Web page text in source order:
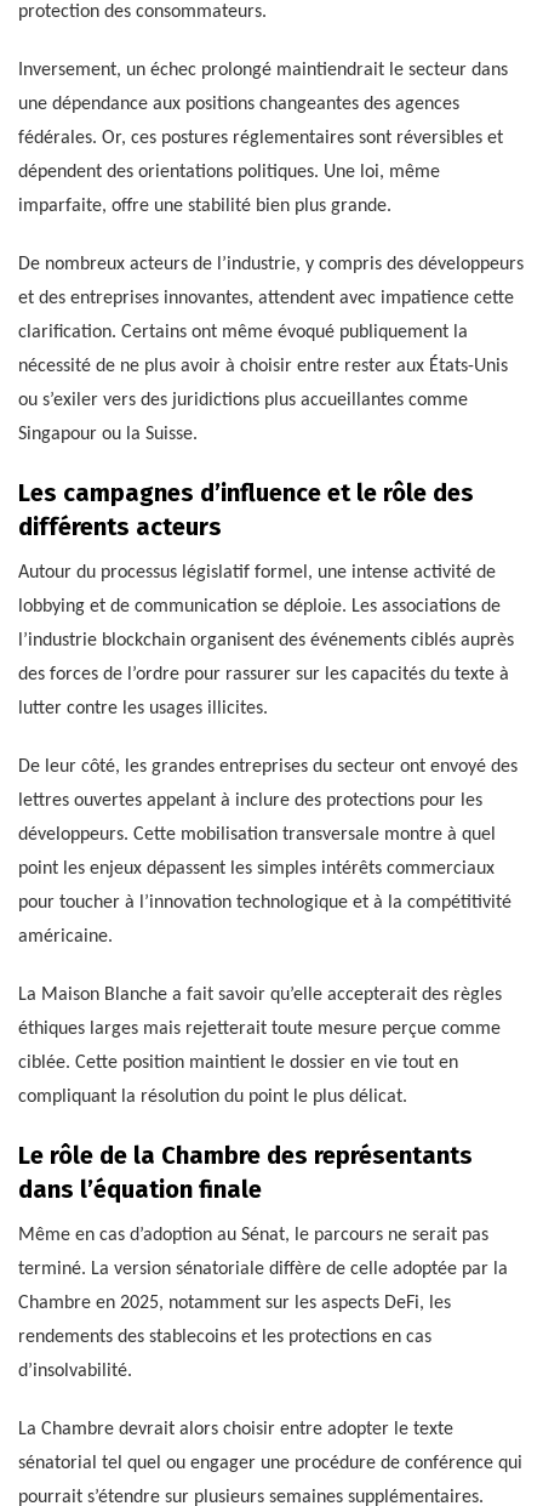
protection des consommateurs.
Inversement, un échec prolongé maintiendrait le secteur dans
une dépendance aux positions changeantes des agences
fédérales. Or, ces postures réglementaires sont réversibles et
dépendent des orientations politiques. Une loi, même
imparfaite, offre une stabilité bien plus grande.
De nombreux acteurs de l’industrie, y compris des développeurs
et des entreprises innovantes, attendent avec impatience cette
clarification. Certains ont même évoqué publiquement la
nécessité de ne plus avoir à choisir entre rester aux États-Unis
ou s’exiler vers des juridictions plus accueillantes comme
Singapour ou la Suisse.
Les campagnes d’influence et le rôle des
différents acteurs
Autour du processus législatif formel, une intense activité de
lobbying et de communication se déploie. Les associations de
l’industrie blockchain organisent des événements ciblés auprès
des forces de l’ordre pour rassurer sur les capacités du texte à
lutter contre les usages illicites.
De leur côté, les grandes entreprises du secteur ont envoyé des
lettres ouvertes appelant à inclure des protections pour les
développeurs. Cette mobilisation transversale montre à quel
point les enjeux dépassent les simples intérêts commerciaux
pour toucher à l’innovation technologique et à la compétitivité
américaine.
La Maison Blanche a fait savoir qu’elle accepterait des règles
éthiques larges mais rejetterait toute mesure perçue comme
ciblée. Cette position maintient le dossier en vie tout en
compliquant la résolution du point le plus délicat.
Le rôle de la Chambre des représentants
dans l’équation finale
Même en cas d’adoption au Sénat, le parcours ne serait pas
terminé. La version sénatoriale diffère de celle adoptée par la
Chambre en 2025, notamment sur les aspects DeFi, les
rendements des stablecoins et les protections en cas
d’insolvabilité.
La Chambre devrait alors choisir entre adopter le texte
sénatorial tel quel ou engager une procédure de conférence qui
pourrait s’étendre sur plusieurs semaines supplémentaires.